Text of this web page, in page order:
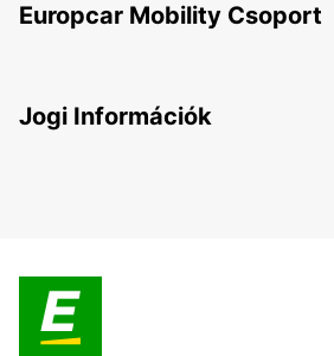
Europcar Mobility Csoport
Jogi Információk